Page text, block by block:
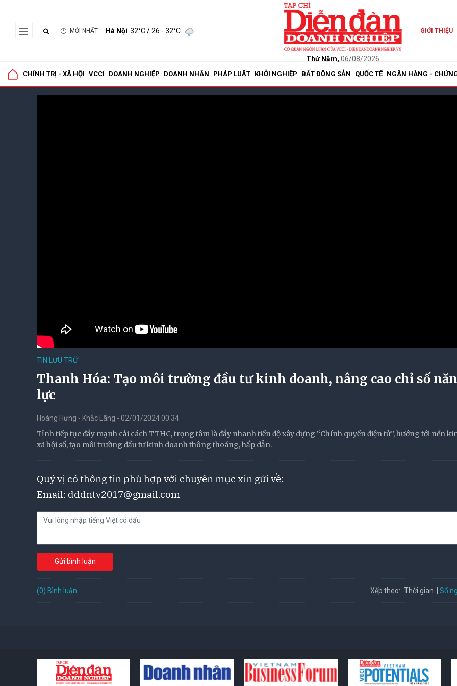
MỚI NHẤT Hà Nội 32°C/ 26 - 32°C
Thứ Năm, 06/08/2026
GIỚI THIỆU
CHÍNH TRỊ - XÃ HỘI VCCI DOANH NGHIỆP DOANH NHÂN PHÁP LUẬT KHỞI NGHIỆP BẤT ĐỘNG SẢN QUỐC TẾ NGÂN HÀNG -
TIN LƯU TRỮ
Thanh Hóa: Tạo môi trường đầu tư kinh doanh, nâng cao chỉ số
lực
Hoàng Hưng - Khắc Lãng - 02/01/2024 00:34
Tỉnh tiếp tục đẩy mạnh cải cách TTHC, trọng tâm là đẩy nhanh tiến độ xây dựng “Chính quyền điện tử”, hướng tới nền
xã hội số, tạo môi trường đầu tư kinh doanh thông thoáng, hấp dẫn.
Quý vị có thông tin phù hợp với chuyên mục xin gửi về:
Email: dddntv2017@gmail.com
Gửi bình luận
(0) Bình luận Xếp theo: Thời gian Số